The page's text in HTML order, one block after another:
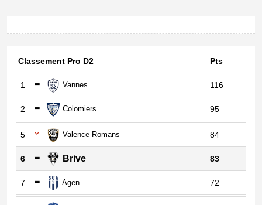
Classement Pro D2 Pts
1 Vannes 116
2 Colomiers 95
5 Valence Romans 84
6 Brive 83
7 Agen 72